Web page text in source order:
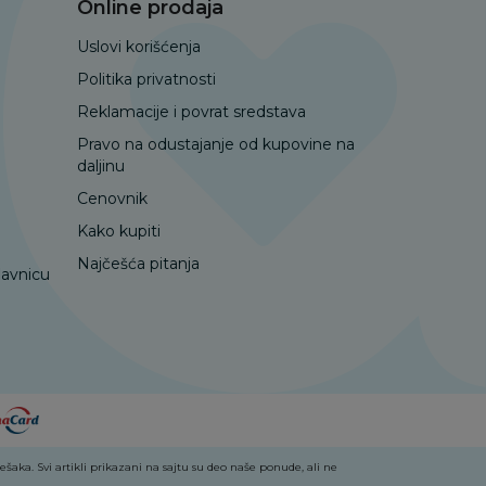
Online prodaja
Uslovi korišćenja
Politika privatnosti
Reklamacije i povrat sredstava
Pravo na odustajanje od kupovine na
daljinu
Cenovnik
Kako kupiti
Najčešća pitanja
Svi artikli prikazani na sajtu su deo naše ponude, ali ne